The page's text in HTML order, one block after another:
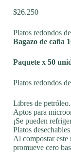
$26.250
Platos redondos
Bagazo de caña
Paquete x 50
Platos redondos
Libres de petróleo.
Aptos para
¡Se pueden
Platos
Al compostar este
promueve cero